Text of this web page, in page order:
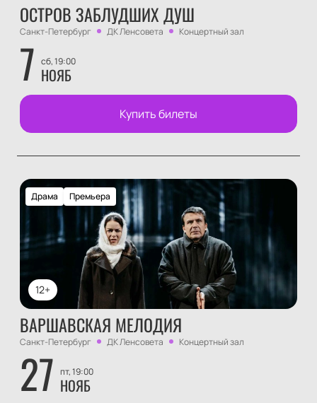
ОСТРОВ ЗАБЛУДШИХ ДУШ
Санкт-Петербург ДК Ленсовета Концертный зал
7 сб, 19:00
НОЯБ
Купить билеты
12+
Драма Премьера
ВАРШАВСКАЯ МЕЛОДИЯ
Санкт-Петербург ДК Ленсовета Концертный зал
27 пт, 19:00
НОЯБ